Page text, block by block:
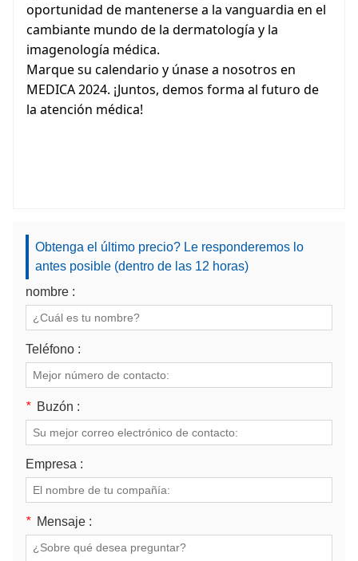
oportunidad de mantenerse a la vanguardia en el
cambiante mundo de la dermatología y la
imagenología médica.
Marque su calendario y únase a nosotros en
MEDICA 2024. ¡Juntos, demos forma al futuro de
la atención médica!
Obtenga el último precio? Le responderemos lo
antes posible (dentro de las 12 horas)
nombre :
Teléfono :
* Buzón :
Empresa :
* Mensaje :